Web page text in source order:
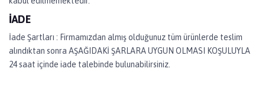
İADE
İade Şartları : Firmamızdan almış olduğunuz tüm ürünlerde teslim
alındıktan sonra AŞAĞIDAKİ ŞARLARA UYGUN OLMASI KOŞULUYLA
24 saat içinde iade talebinde bulunabilirsiniz.